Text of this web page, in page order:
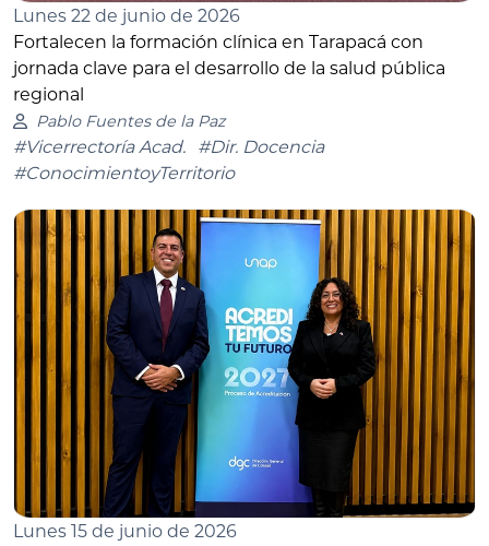
Lunes 22 de junio de 2026
Fortalecen la formación clínica en Tarapacá con
jornada clave para el desarrollo de la salud pública
regional
Pablo Fuentes de la Paz
#Vicerrectoría Acad.
#Dir. Docencia
#ConocimientoyTerritorio
Lunes 15 de junio de 2026